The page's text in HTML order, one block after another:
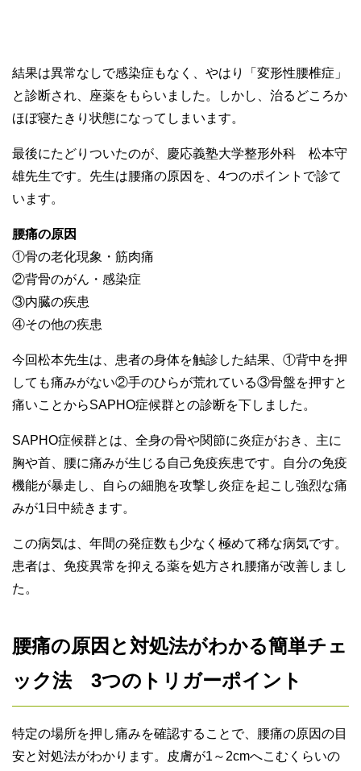
結果は異常なしで感染症もなく、やはり「変形性腰椎症」
と診断され、座薬をもらいました。しかし、治るどころか
ほぼ寝たきり状態になってしまいます。
最後にたどりついたのが、慶応義塾大学整形外科 松本守
雄先生です。先生は腰痛の原因を、4つのポイントで診て
います。
腰痛の原因
①骨の老化現象・筋肉痛
②背骨のがん・感染症
③内臓の疾患
④その他の疾患
今回松本先生は、患者の身体を触診した結果、①背中を押
しても痛みがない②手のひらが荒れている③骨盤を押すと
痛いことからSAPHO症候群との診断を下しました。
SAPHO症候群とは、全身の骨や関節に炎症がおき、主に
胸や首、腰に痛みが生じる自己免疫疾患です。自分の免疫
機能が暴走し、自らの細胞を攻撃し炎症を起こし強烈な痛
みが1日中続きます。
この病気は、年間の発症数も少なく極めて稀な病気です。
患者は、免疫異常を抑える薬を処方され腰痛が改善しまし
た。
腰痛の原因と対処法がわかる簡単チェ
ック法 3つのトリガーポイント
特定の場所を押し痛みを確認することで、腰痛の原因の目
安と対処法がわかります。皮膚が1～2cmへこむくらいの